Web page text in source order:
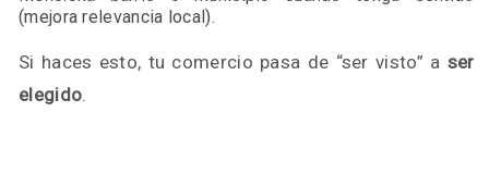
(mejora relevancia local).
Si haces esto, tu comercio pasa de “ser visto” a ser
elegido.